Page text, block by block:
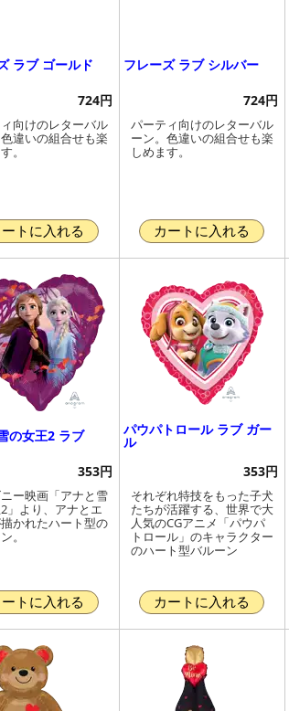
ラブ ゴールド
724円
向けのレターバル
違いの組合せも楽
。
ートに入れる
フレーズ ラブ シルバー
724円
パーティ向けのレターバル
ーン。色違いの組合せも楽
しめます。
カートに入れる
の女王2 ラブ
353円
ー映画「アナと雪
」より、アナとエ
かれたハート型の
。
ートに入れる
パウパトロール ラブ ガー
ル
353円
それぞれ特技をもった子犬
たちが活躍する、世界で大
人気のCGアニメ「パウパ
トロール」のキャラクター
のハート型バルーン
カートに入れる